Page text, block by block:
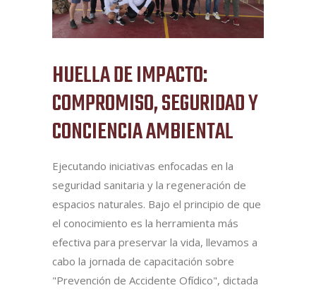
HUELLA DE IMPACTO:
COMPROMISO, SEGURIDAD Y
CONCIENCIA AMBIENTAL
Ejecutando iniciativas enfocadas en la
seguridad sanitaria y la regeneración de
espacios naturales. Bajo el principio de que
el conocimiento es la herramienta más
efectiva para preservar la vida, llevamos a
cabo la jornada de capacitación sobre
"Prevención de Accidente Ofídico", dictada